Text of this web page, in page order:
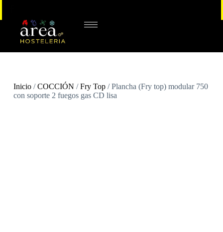
Inicio/COCCIÓN /Fry Top/ Plancha (Fry top) modular 750
con soporte 2 fuegos gas CD lisa